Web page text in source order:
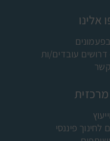
אלינו
עובדים/ות
פיננסי